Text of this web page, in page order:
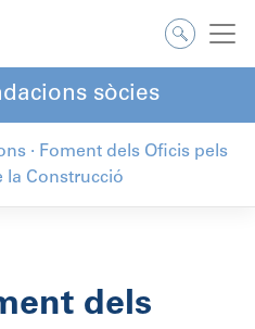
sòcies
· Foment dels Oficis pels
la Construcció
dels